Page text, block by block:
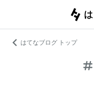
はてなブログ トップ